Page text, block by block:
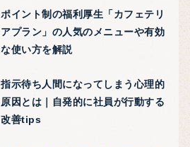
ポイント制の福利厚生「カフェテリ
アプラン」の人気のメニューや有効
な使い方を解説
指示待ち人間になってしまう心理的
原因とは｜自発的に社員が行動する
改善tips